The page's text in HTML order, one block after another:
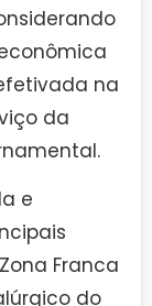
na
da
e
Franca
do